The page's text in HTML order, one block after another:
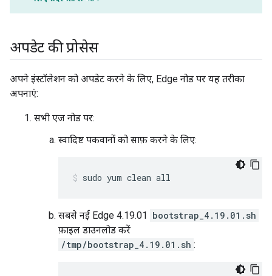
अपडेट की प्रोसेस
अपने इंस्टॉलेशन को अपडेट करने के लिए, Edge नोड पर यह तरीका
अपनाएं:
सभी एज नोड पर:
स्वादिष्ट पकवानों को साफ़ करने के लिए:
sudo yum clean all
सबसे नई Edge 4.19.01 bootstrap_4.19.01.sh
फ़ाइल डाउनलोड करें
/tmp/bootstrap_4.19.01.sh :